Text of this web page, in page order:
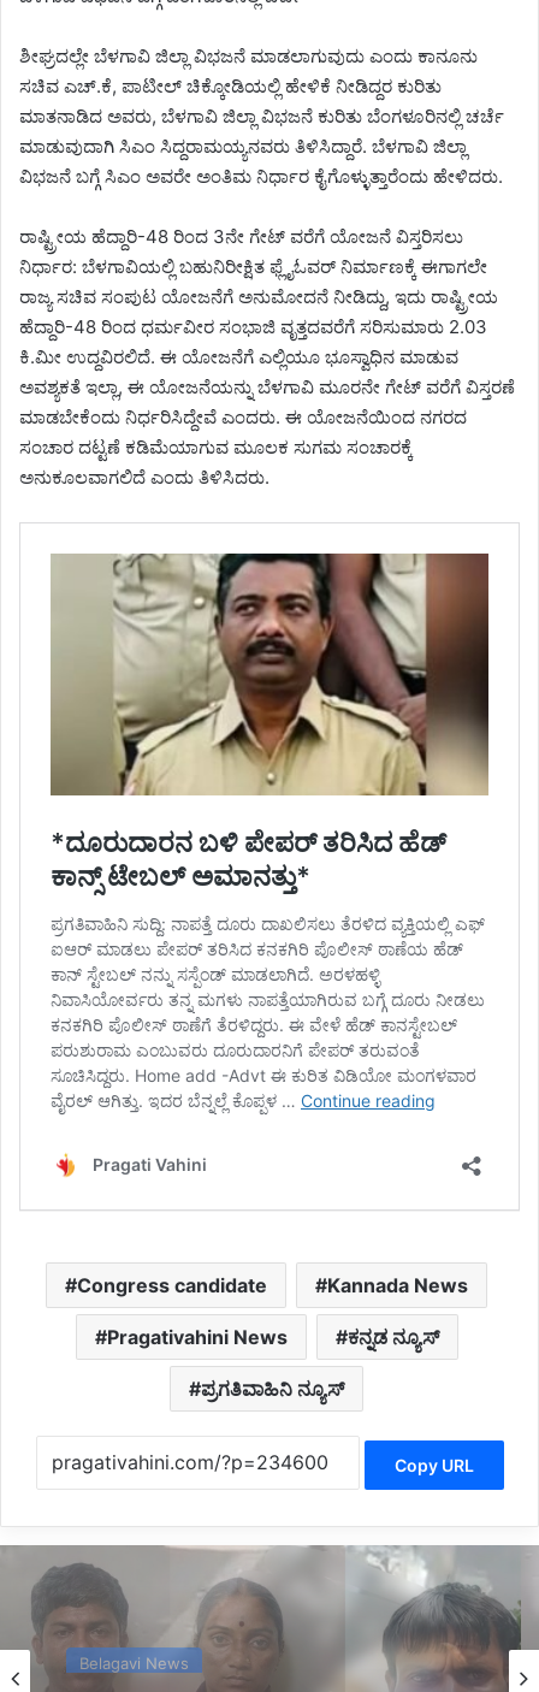
ಶೀಘ್ರದಲ್ಲೇ ಬೆಳಗಾವಿ ಜಿಲ್ಲಾ ವಿಭಜನೆ ಮಾಡಲಾಗುವುದು ಎಂದು ಕಾನೂನು
ಸಚಿವ ಎಚ್.ಕೆ, ಪಾಟೀಲ್‌ ಚಿಕ್ಕೋಡಿಯಲ್ಲಿ ಹೇಳಿಕೆ ನೀಡಿದ್ದರ ಕುರಿತು
ಮಾತನಾಡಿದ ಅವರು, ಬೆಳಗಾವಿ ಜಿಲ್ಲಾ ವಿಭಜನೆ ಕುರಿತು ಬೆಂಗಳೂರಿನಲ್ಲಿ ಚರ್ಚೆ
ಮಾಡುವುದಾಗಿ ಸಿಎಂ ಸಿದ್ದರಾಮಯ್ಯನವರು ತಿಳಿಸಿದ್ದಾರೆ. ಬೆಳಗಾವಿ ಜಿಲ್ಲಾ
ವಿಭಜನೆ ಬಗ್ಗೆ ಸಿಎಂ ಅವರೇ ಅಂತಿಮ ನಿರ್ಧಾರ ಕೈಗೊಳ್ಳುತ್ತಾರೆಂದು ಹೇಳಿದರು.
ರಾಷ್ಟ್ರೀಯ ಹೆದ್ದಾರಿ-48 ರಿಂದ 3ನೇ ಗೇಟ್‌ ವರೆಗೆ ಯೋಜನೆ ವಿಸ್ತರಿಸಲು
ನಿರ್ಧಾರ: ಬೆಳಗಾವಿಯಲ್ಲಿ ಬಹುನಿರೀಕ್ಷಿತ ಫ್ಲೈಓವರ್ ನಿರ್ಮಾಣಕ್ಕೆ ಈಗಾಗಲೇ
ರಾಜ್ಯ ಸಚಿವ ಸಂಪುಟ ಯೋಜನೆಗೆ ಅನುಮೋದನೆ ನೀಡಿದ್ದು, ಇದು ರಾಷ್ಟ್ರೀಯ
ಹೆದ್ದಾರಿ-48 ರಿಂದ ಧರ್ಮವೀರ ಸಂಭಾಜಿ ವೃತ್ತದವರೆಗೆ ಸರಿಸುಮಾರು 2.03
ಕಿ.ಮೀ ಉದ್ದವಿರಲಿದೆ. ಈ ಯೋಜನೆಗೆ ಎಲ್ಲಿಯೂ ಭೂಸ್ವಾಧಿನ ಮಾಡುವ
ಅವಶ್ಯಕತೆ ಇಲ್ಲಾ, ಈ ಯೋಜನೆಯನ್ನು ಬೆಳಗಾವಿ ಮೂರನೇ ಗೇಟ್‌ ವರೆಗೆ ವಿಸ್ತರಣೆ
ಮಾಡಬೇಕೆಂದು ನಿರ್ಧರಿಸಿದ್ದೇವೆ ಎಂದರು. ಈ ಯೋಜನೆಯಿಂದ ನಗರದ
ಸಂಚಾರ ದಟ್ಟಣೆ ಕಡಿಮೆಯಾಗುವ ಮೂಲಕ ಸುಗಮ ಸಂಚಾರಕ್ಕೆ
ಅನುಕೂಲವಾಗಲಿದೆ ಎಂದು ತಿಳಿಸಿದರು.
Congress candidate Kannada News
Pragativahini News ಕನ್ನಡ ನ್ಯೂಸ್
ಪ್ರಗತಿವಾಹಿನಿ ನ್ಯೂಸ್
Copy URL
Belagavi News